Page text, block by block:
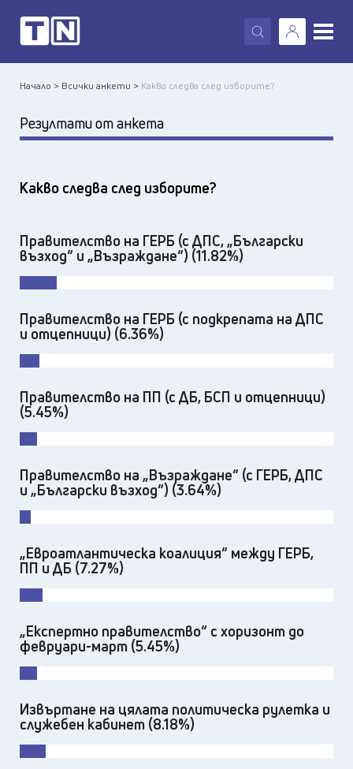
X
Начало > Всички анкети > Какво следва след изборите?
Резултати от анкета
Какво следва след изборите?
Правителство на ГЕРБ (с ДПС, „Български
възход“ и „Възраждане“) (11.82%)
Правителство на ГЕРБ (с подкрепата на ДПС
и отцепници) (6.36%)
Правителство на ПП (с ДБ, БСП и отцепници)
(5.45%)
Правителство на „Възраждане“ (с ГЕРБ, ДПС
и „Български възход“) (3.64%)
„Евроатлантическа коалиция“ между ГЕРБ,
ПП и ДБ (7.27%)
„Експертно правителство“ с хоризонт до
февруари-март (5.45%)
Извъртане на цялата политическа рулетка и
служебен кабинет (8.18%)